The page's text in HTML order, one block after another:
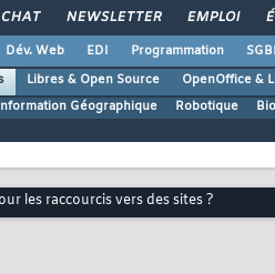
CHAT NEWSLETTER EMPLOI
Dév. Web EDI Programmation
Libres & Open Source OpenOffice &
Géographique Robotique
les raccourcis vers des sites ?